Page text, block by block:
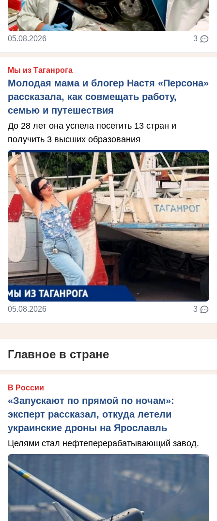
05.08.2026 3
Мы из Таганрога
Молодая мама и блогер Настя «Персона»
рассказала, как совмещать работу,
семью и путешествия
До 28 лет она успела посетить 13 стран и
получить 3 высших образования
05.08.2026 3
Главное в стране
В России
«Запускают по прямой по ночам»:
эксперт рассказал, откуда летели
украинские дроны на Ярославль
Целями стал нефтеперерабатывающий завод.